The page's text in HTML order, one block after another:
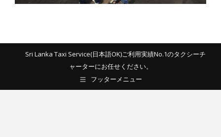
Sri Lanka Taxi Service(日本語OK)ご利用実績No.1のタクシーチ
ャーターにお任せください。
フッターメニュー